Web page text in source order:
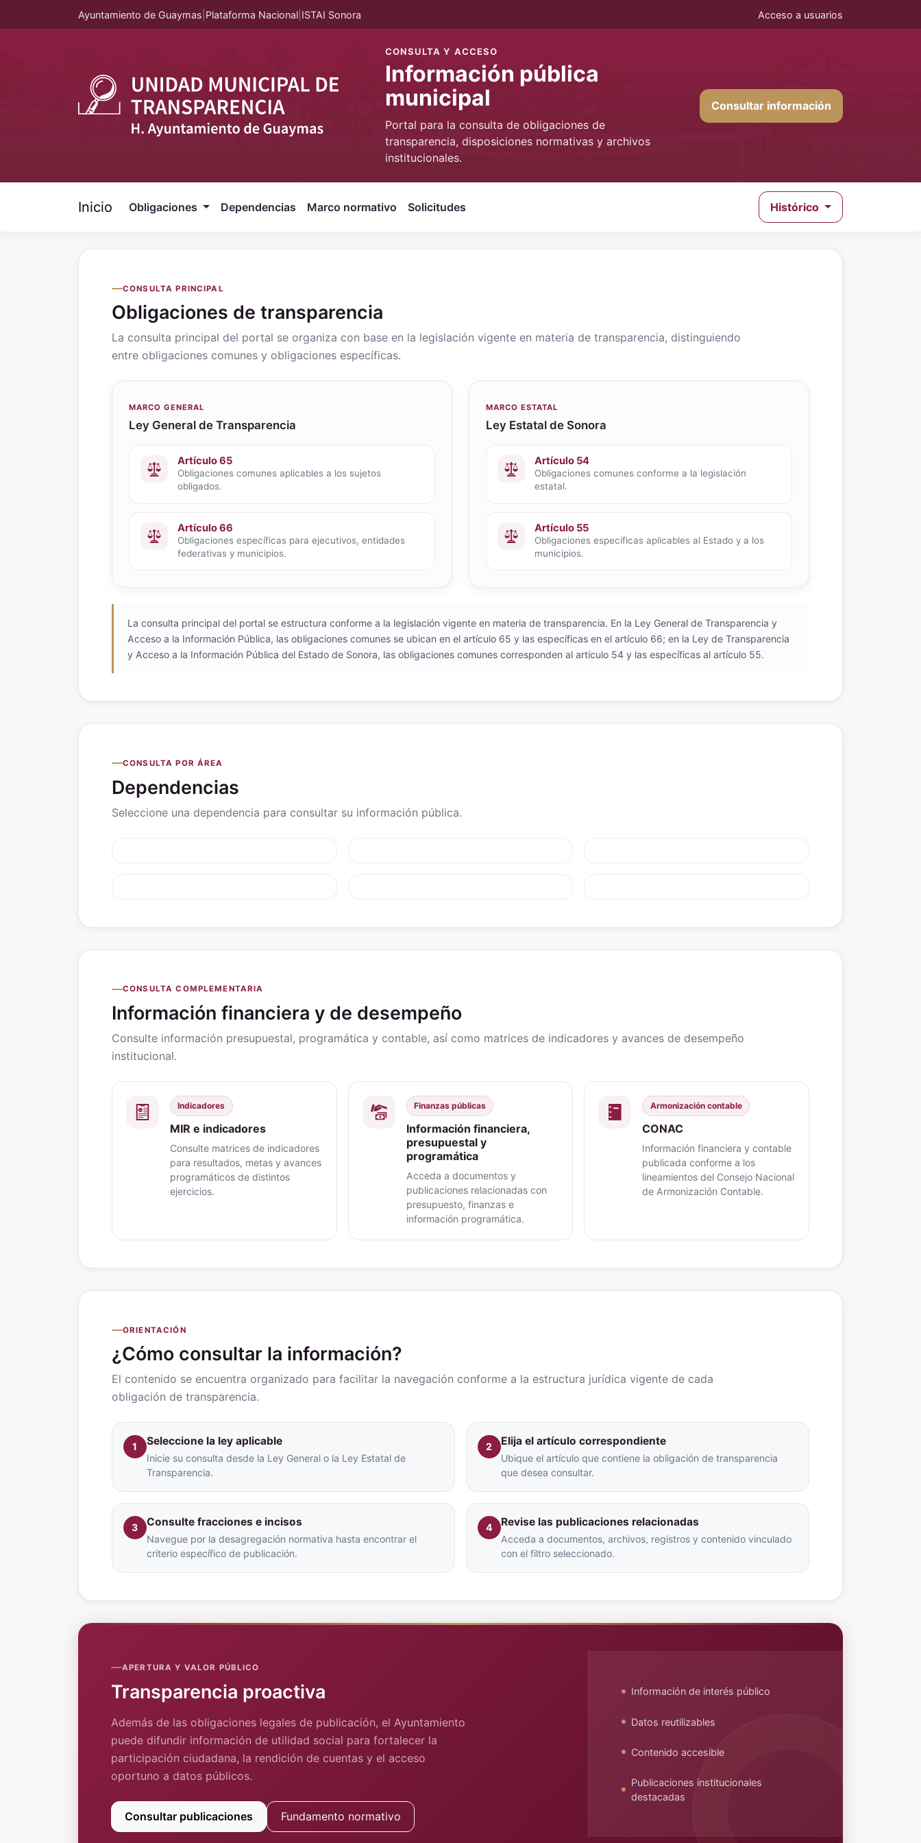
Ayuntamiento de Guaymas Plataforma Nacional ISTAI Sonora Acceso a usuarios
CONSULTA Y ACCESO
Información pública
municipal
Portal para la consulta de obligaciones de
transparencia, disposiciones normativas y archivos
institucionales.
Consultar información
Inicio Obligaciones Dependencias Marco normativo Solicitudes Histórico
CONSULTA PRINCIPAL
Obligaciones de transparencia
La consulta principal del portal se organiza con base en la legislación vigente en materia de transparencia, distinguiendo
entre obligaciones comunes y obligaciones específicas.
MARCO GENERAL
Ley General de Transparencia
Artículo 65
Obligaciones comunes aplicables a los sujetos
obligados.
Artículo 66
Obligaciones específicas para ejecutivos, entidades
federativas y municipios.
MARCO ESTATAL
Ley Estatal de Sonora
Artículo 54
Obligaciones comunes conforme a la legislación
estatal.
Artículo 55
Obligaciones específicas aplicables al Estado y a los
municipios.
La consulta principal del portal se estructura conforme a la legislación vigente en materia de transparencia. En la Ley General de Transparencia y
Acceso a la Información Pública, las obligaciones comunes se ubican en el artículo 65 y las específicas en el artículo 66; en la Ley de Transparencia
y Acceso a la Información Pública del Estado de Sonora, las obligaciones comunes corresponden al artículo 54 y las específicas al artículo 55.
CONSULTA POR ÁREA
Dependencias
Seleccione una dependencia para consultar su información pública.
CONSULTA COMPLEMENTARIA
Información financiera y de desempeño
Consulte información presupuestal, programática y contable, así como matrices de indicadores y avances de desempeño
institucional.
Indicadores
MIR e indicadores
Consulte matrices de indicadores
para resultados, metas y avances
programáticos de distintos
ejercicios.
Finanzas públicas
Información financiera,
presupuestal y
programática
Acceda a documentos y
publicaciones relacionadas con
presupuesto, finanzas e
información programática.
Armonización contable
CONAC
Información financiera y contable
publicada conforme a los
lineamientos del Consejo Nacional
de Armonización Contable.
ORIENTACIÓN
¿Cómo consultar la información?
El contenido se encuentra organizado para facilitar la navegación conforme a la estructura jurídica vigente de cada
obligación de transparencia.
1 Seleccione la ley aplicable
Inicie su consulta desde la Ley General o la Ley Estatal de
Transparencia.
2 Elija el artículo correspondiente
Ubique el artículo que contiene la obligación de transparencia
que desea consultar.
3 Consulte fracciones e incisos
Navegue por la desagregación normativa hasta encontrar el
criterio específico de publicación.
4 Revise las publicaciones relacionadas
Acceda a documentos, archivos, registros y contenido vinculado
con el filtro seleccionado.
APERTURA Y VALOR PÚBLICO
Transparencia proactiva
Además de las obligaciones legales de publicación, el Ayuntamiento
puede difundir información de utilidad social para fortalecer la
participación ciudadana, la rendición de cuentas y el acceso
oportuno a datos públicos.
Consultar publicaciones Fundamento normativo
Información de interés público
Datos reutilizables
Contenido accesible
Publicaciones institucionales
destacadas